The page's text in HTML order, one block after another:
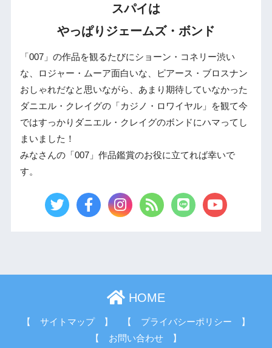
スパイは
やっぱりジェームズ・ボンド
「007」の作品を観るたびにショーン・コネリー渋い
な、ロジャー・ムーア面白いな、ピアース・ブロスナン
おしゃれだなと思いながら、あまり期待していなかった
ダニエル・クレイグの「カジノ・ロワイヤル」を観て今
ではすっかりダニエル・クレイグのボンドにハマってし
まいました！
みなさんの「007」作品鑑賞のお役に立てれば幸いで
す。
HOME
【 サイトマップ 】
【 プライバシーポリシー 】
【 お問い合わせ 】